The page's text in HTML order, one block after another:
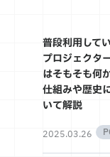
普段利用して
プロジェクタ
はそもそも何
仕組みや歴史
いて解説
2025.03.26